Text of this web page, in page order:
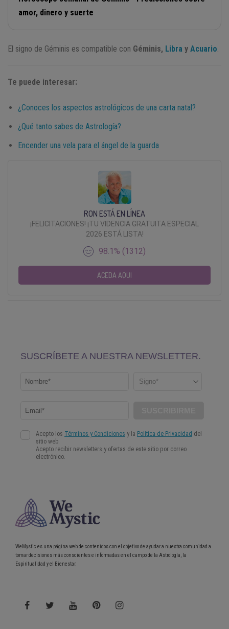
amor, dinero y suerte
El signo de Géminis es compatible con Géminis, Libra y Acuario
Te puede interesar:
¿Conoces los aspectos astrológicos de una carta natal?
¿Qué tanto sabes de Astrología?
Encender una vela para el ángel de la guarda
RON ESTÁ EN LÍNEA
¡FELICITACIONES! ¡TU VIDENCIA GRATUITA ESPECIAL
2026 ESTÁ LISTA!
98.1% (1312)
ACEDA AQUI
WeMystic es una página web de contenidos con el objetivo de ayudar a nuestra comunidad a
tomar decisiones más conscientes e informadas en el campo de la Astrología, la
Espiritualidad y el Bienestar.